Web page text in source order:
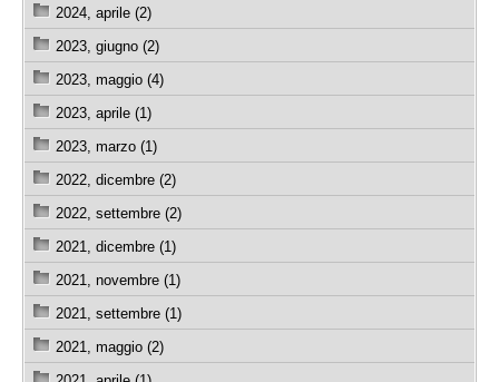
2024, aprile (2)
2023, giugno (2)
2023, maggio (4)
2023, aprile (1)
2023, marzo (1)
2022, dicembre (2)
2022, settembre (2)
2021, dicembre (1)
2021, novembre (1)
2021, settembre (1)
2021, maggio (2)